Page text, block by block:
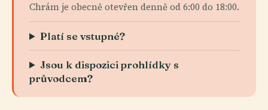
Chrám je obecně otevřen denně od 6:00 do 18:00.
Platí se vstupné?
Jsou k dispozici prohlídky s
průvodcem?